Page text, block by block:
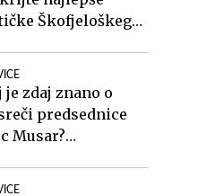
Škofjeloškega
je zdaj znano o
predsednice
Musar?